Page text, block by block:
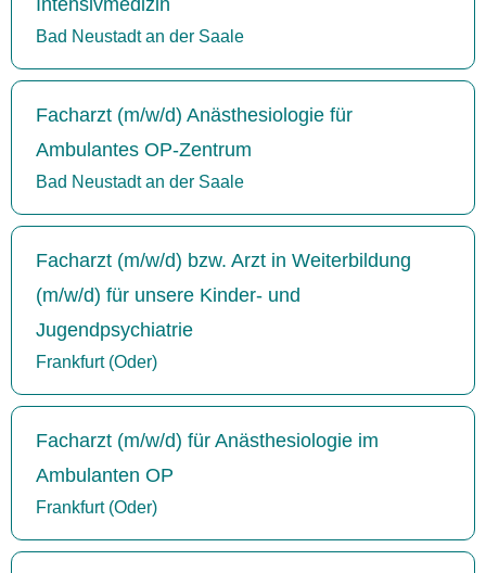
Bad Neustadt an der Saale
Facharzt (m/w/d) Anästhesiologie für
Ambulantes OP-Zentrum
Bad Neustadt an der Saale
Facharzt (m/w/d) bzw. Arzt in Weiterbildung
(m/w/d) für unsere Kinder- und
Jugendpsychiatrie
Frankfurt (Oder)
Facharzt (m/w/d) für Anästhesiologie im
Ambulanten OP
Frankfurt (Oder)